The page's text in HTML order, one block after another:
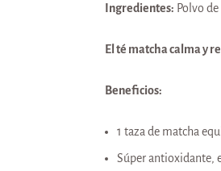
Ingredientes: Polvo
El té matcha calma y
Beneficios:
1 taza de matcha
Súper antioxidante,